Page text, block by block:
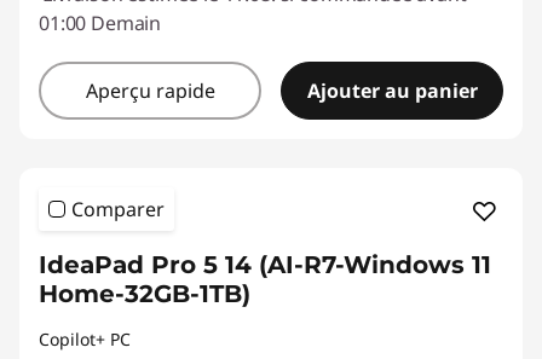
01:00 Demain
Aperçu rapide Ajouter au panier
Comparer
IdeaPad Pro 5 14 (AI-R7-Windows 11
Home-32GB-1TB)
Copilot+ PC